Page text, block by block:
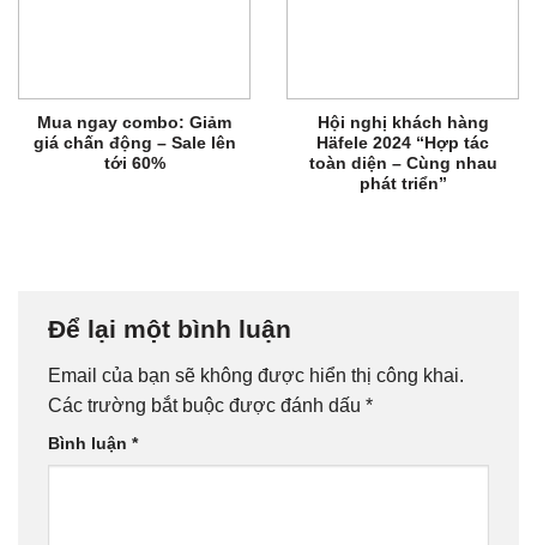
Mua ngay combo: Giảm
giá chấn động – Sale lên
tới 60%
Hội nghị khách hàng
Häfele 2024 “Hợp tác
toàn diện – Cùng nhau
phát triển”
Để lại một bình luận
Email của bạn sẽ không được hiển thị công khai.
Các trường bắt buộc được đánh dấu *
Bình luận *